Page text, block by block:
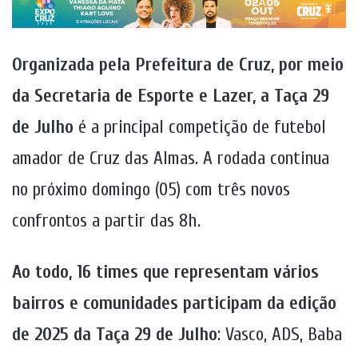
Organizada pela Prefeitura de Cruz, por meio
da Secretaria de Esporte e Lazer, a Taça 29
de Julho é a principal competição de futebol
amador de Cruz das Almas. A rodada continua
no próximo domingo (05) com três novos
confrontos a partir das 8h.
Ao todo, 16 times que representam vários
bairros e comunidades participam da edição
de 2025 da Taça 29 de Julho: Vasco, ADS, Baba